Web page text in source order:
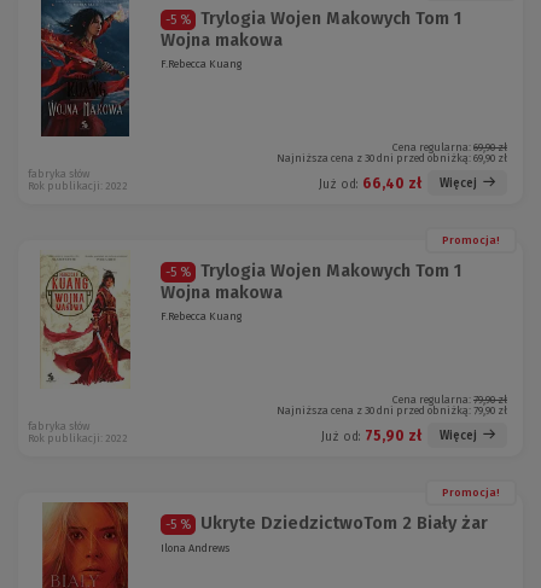
-5 %
Trylogia Wojen Makowych Tom 1
Wojna makowa
F.Rebecca Kuang
Cena regularna: 69,90 zł
Najniższa cena z 30 dni przed obniżką: 69,90 zł
Już od: 66,40 zł Więcej
fabryka słów
Rok publikacji: 2022
Promocja!
-5 %
Trylogia Wojen Makowych Tom 1
Wojna makowa
F.Rebecca Kuang
Cena regularna: 79,90 zł
Najniższa cena z 30 dni przed obniżką: 79,90 zł
Już od: 75,90 zł Więcej
fabryka słów
Rok publikacji: 2022
Promocja!
-5 % Ukryte DziedzictwoTom 2 Biały żar
Ilona Andrews